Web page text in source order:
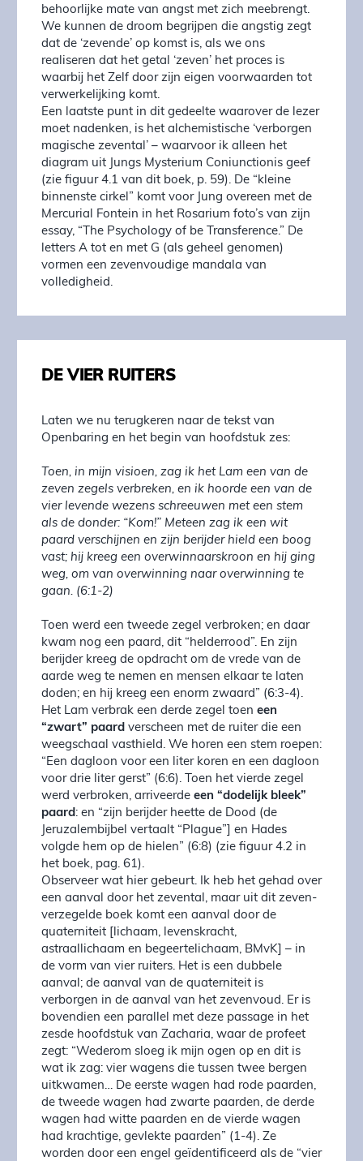
behoorlijke mate van angst met zich meebrengt.
We kunnen de droom begrijpen die angstig zegt
dat de ‘zevende’ op komst is, als we ons
realiseren dat het getal ‘zeven’ het proces is
waarbij het Zelf door zijn eigen voorwaarden tot
verwerkelijking komt.
Een laatste punt in dit gedeelte waarover de lezer
moet nadenken, is het alchemistische ‘verborgen
magische zevental’ – waarvoor ik alleen het
diagram uit Jungs Mysterium Coniunctionis geef
(zie figuur 4.1 van dit boek, p. 59). De “kleine
binnenste cirkel” komt voor Jung overeen met de
Mercurial Fontein in het Rosarium foto’s van zijn
essay, “The Psychology of be Transference.” De
letters A tot en met G (als geheel genomen)
vormen een zevenvoudige mandala van
volledigheid.
DE VIER RUITERS
Laten we nu terugkeren naar de tekst van
Openbaring en het begin van hoofdstuk zes:
Toen, in mijn visioen, zag ik het Lam een van de
zeven zegels verbreken, en ik hoorde een van de
vier levende wezens schreeuwen met een stem
als de donder: “Kom!” Meteen zag ik een wit
paard verschijnen en zijn berijder hield een boog
vast; hij kreeg een overwinnaarskroon en hij ging
weg, om van overwinning naar overwinning te
gaan. (6:1-2)
Toen werd een tweede zegel verbroken; en daar
kwam nog een paard, dit “helderrood”. En zijn
berijder kreeg de opdracht om de vrede van de
aarde weg te nemen en mensen elkaar te laten
doden; en hij kreeg een enorm zwaard” (6:3-4).
Het Lam verbrak een derde zegel toen een
“zwart” paard verscheen met de ruiter die een
weegschaal vasthield. We horen een stem roepen:
“Een dagloon voor een liter koren en een dagloon
voor drie liter gerst” (6:6). Toen het vierde zegel
werd verbroken, arriveerde een “dodelijk bleek”
paard: en “zijn berijder heette de Dood (de
Jeruzalembijbel vertaalt “Plague”] en Hades
volgde hem op de hielen” (6:8) (zie figuur 4.2 in
het boek, pag. 61).
Observeer wat hier gebeurt. Ik heb het gehad over
een aanval door het zevental, maar uit dit zeven-
verzegelde boek komt een aanval door de
quaterniteit [lichaam, levenskracht,
astraallichaam en begeertelichaam, BMvK] – in
de vorm van vier ruiters. Het is een dubbele
aanval; de aanval van de quaterniteit is
verborgen in de aanval van het zevenvoud. Er is
bovendien een parallel met deze passage in het
zesde hoofdstuk van Zacharia, waar de profeet
zegt: “Wederom sloeg ik mijn ogen op en dit is
wat ik zag: vier wagens die tussen twee bergen
uitkwamen… De eerste wagen had rode paarden,
de tweede wagen had zwarte paarden, de derde
wagen had witte paarden en de vierde wagen
had krachtige, gevlekte paarden” (1-4). Ze
worden door een engel geïdentificeerd als de “vier